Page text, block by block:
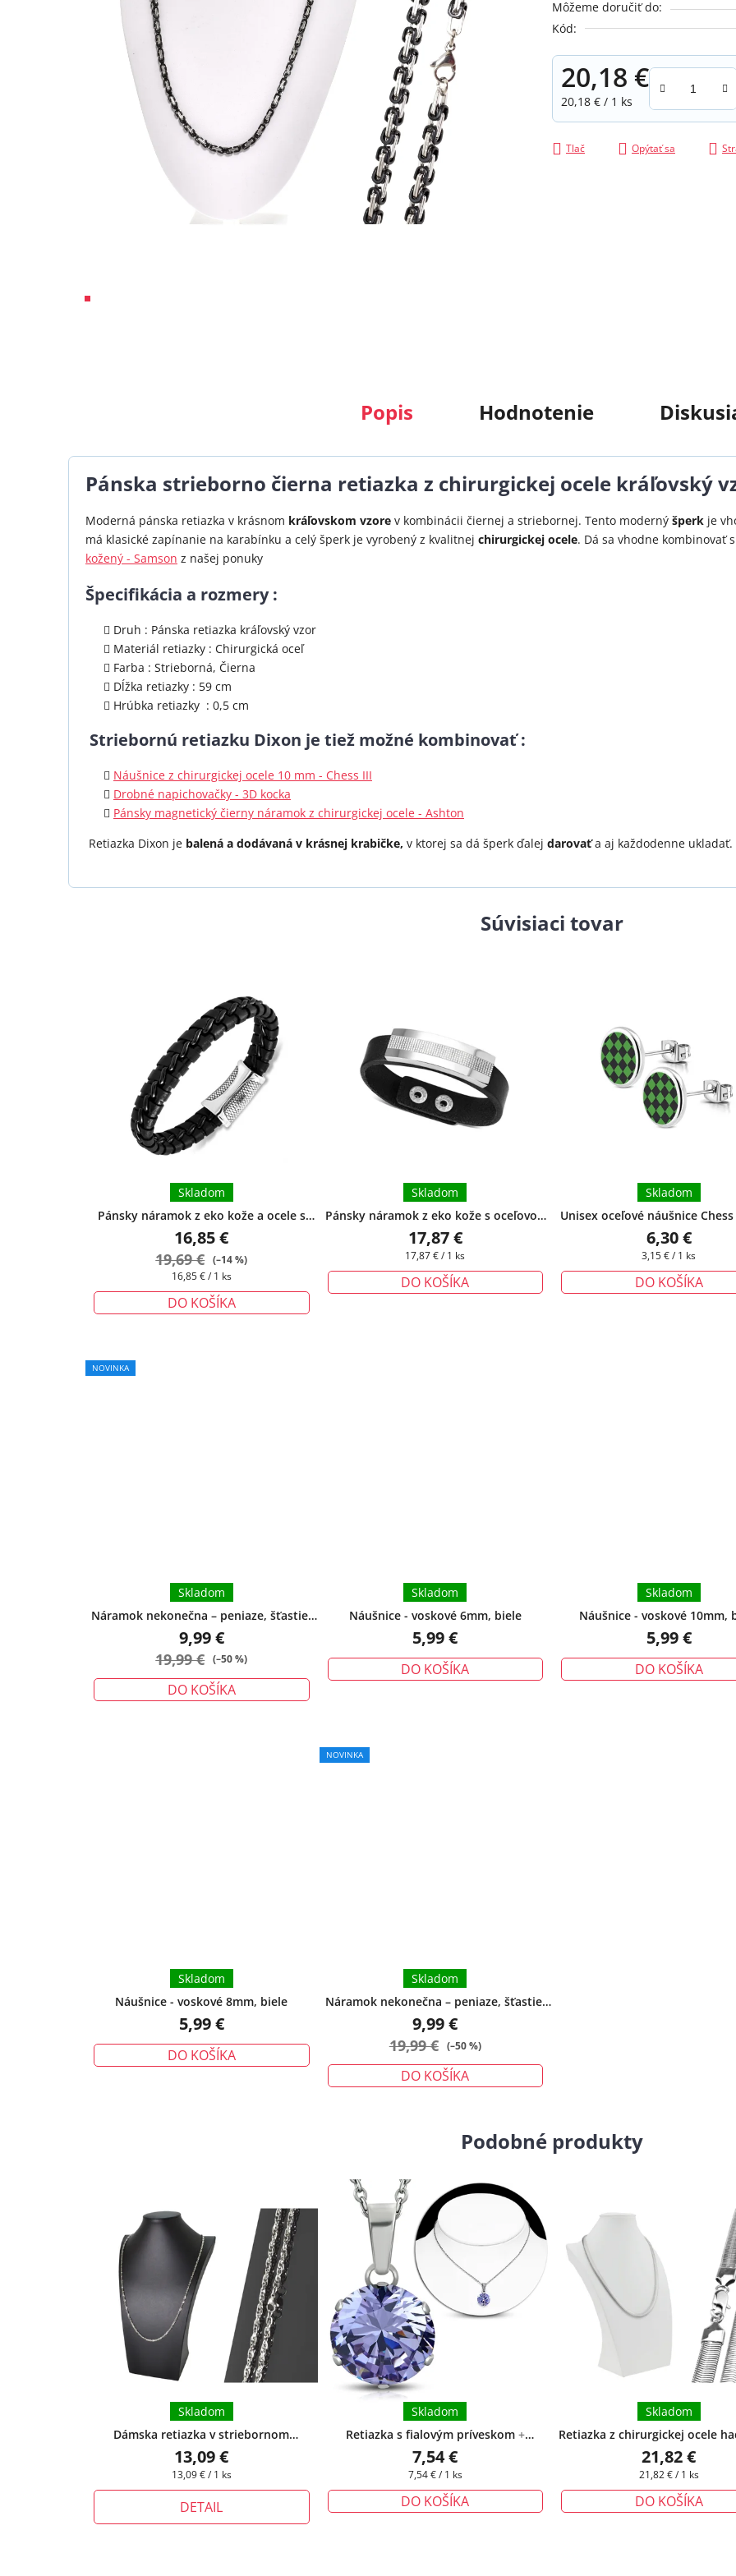
z
5
hviezdičiek.
Môžeme doručiť do:
Kód:
20,18 €
Jednotková cena:
20,18 € / 1 ks
Tlač Opýtať sa
Popis Hodnotenie
Pánska strieborno čierna retiazka z chirurgickej ocele kráľovský
Moderná pánska retiazka v krásnom kráľovskom vzore v kombinácii čiernej a striebornej. Tento moderný šperk je
má klasické zapínanie na karabínku a celý šperk je vyrobený z kvalitnej chirurgickej ocele. Dá sa vhodne kombinovať
kožený - Samson z našej ponuky
Špecifikácia a rozmery :
Druh : Pánska retiazka kráľovský vzor
Materiál retiazky : Chirurgická oceľ
Farba : Strieborná, Čierna
Dĺžka retiazky : 59 cm
Hrúbka retiazky : 0,5 cm
Striebornú retiazku Dixon je tiež možné kombinovať :
Náušnice z chirurgickej ocele 10 mm - Chess III
Drobné napichovačky - 3D kocka
Pánsky magnetický čierny náramok z chirurgickej ocele - Ashton
Retiazka Dixon je balená a dodávaná v krásnej krabičke, v ktorej sa dá šperk ďalej darovaťa aj každodenne ukladať.
Súvisiaci tovar
Pánsky náramok z eko kože a ocele s
ozdobným zapínaním Russel
krabička zadarmo
Skladom
16,85 €
19,69 €
(–14 %)
Jednotková
cena:
16,85 € / 1 ks
DO KOŠÍKA
Pánsky náramok z eko kože s oceľovou
ozdobou Shane+ darčeková krabička
zadarmo
Skladom
17,87 €
Jednotková
cena:
17,87 € / 1 ks
DO KOŠÍKA
Unisex oceľové náušnice
+ darčeková krabička
Skladom
6,30 €
Jednotková
cena:
3,15 € / 1 ks
DO KOŠÍKA
NOVINKA
Náramok nekonečna – peniaze, šťastie,
ochrana - malý
Skladom
9,99 €
19,99 € (–50 %)
DO KOŠÍKA
Náušnice - voskové 6mm, biele
Skladom
5,99 €
DO KOŠÍKA
Náušnice - voskové 10mm,
Skladom
5,99 €
DO KOŠÍKA
Náušnice - voskové 8mm, biele
Skladom
5,99 €
DO KOŠÍKA
NOVINKA
Náramok nekonečna – peniaze, šťastie,
ochrana - veľký
Skladom
9,99 €
19,99 € (–50 %)
DO KOŠÍKA
Podobné produkty
Dámska retiazka v striebornom
prevedení Monique II
Skladom
13,09 €
Jednotková
13,09 € / 1 ks
DETAIL
Retiazka s fialovým príveskom +
darčeková krabička zadarmo
Skladom
7,54 €
Jednotková
7,54 € / 1 ks
DO KOŠÍKA
Retiazka z chirurgickej ocele
Charlotte IV.
Skladom
21,82 €
Jednotková
21,82 € / 1 ks
DO KOŠÍKA